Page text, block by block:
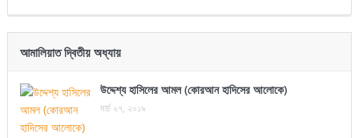
আমালিয়াত দ্বিতীয় অধ্যায়
উদ্দেশ্য হাসিলের আমল (কোরআন হাদিসের আলোকে)
মার্চ ২৭, ২০১৯